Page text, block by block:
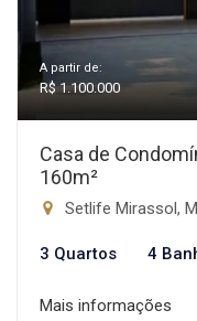
A partir de:
R$ 1.100.000
Casa de
160m²
Setlife Mirassol,
3 Quartos 4
Mais informações